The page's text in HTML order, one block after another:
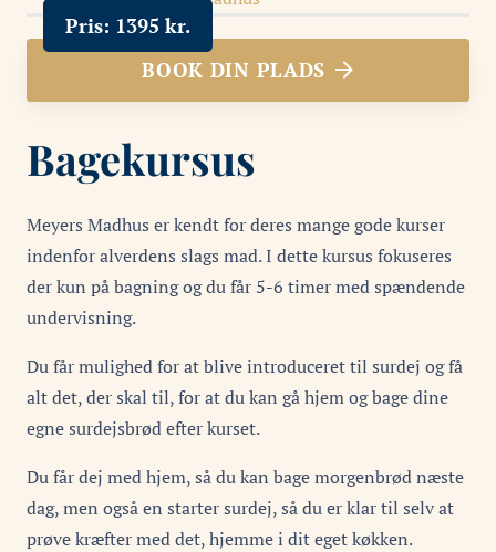
Pris: 1395 kr.
BOOK DIN PLADS
Bagekursus
Meyers Madhus er kendt for deres mange gode kurser
indenfor alverdens slags mad. I dette kursus fokuseres
der kun på bagning og du får 5-6 timer med spændende
undervisning.
Du får mulighed for at blive introduceret til surdej og få
alt det, der skal til, for at du kan gå hjem og bage dine
egne surdejsbrød efter kurset.
Du får dej med hjem, så du kan bage morgenbrød næste
dag, men også en starter surdej, så du er klar til selv at
prøve kræfter med det, hjemme i dit eget køkken.